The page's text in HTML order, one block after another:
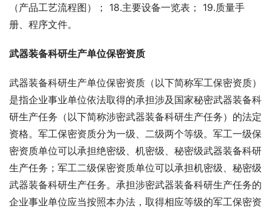
（产品工艺流程图）； 18.主要设备一览表； 19.质量手
册、程序文件。
武器装备科研生产单位保密资质
武器装备科研生产单位保密资质（以下简称军工保密资质）
是指企业事业单位依法取得的承担涉及国家秘密武器装备科
研生产任务（以下简称涉密武器装备科研生产任务）的法定
资格。军工保密资质分为一级、二级两个等级。军工一级保
密资质单位可以承担绝密级、机密级、秘密级武器装备科研
生产任务；军工二级保密资质单位可以承担机密级、秘密级
武器装备科研生产任务。承担涉密武器装备科研生产任务的
企业事业单位应当按照本办法，取得相应等级的军工保密资